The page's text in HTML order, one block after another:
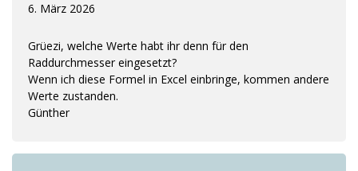
6. März 2026
Grüezi, welche Werte habt ihr denn für den
Raddurchmesser eingesetzt?
Wenn ich diese Formel in Excel einbringe, kommen andere
Werte zustanden.
Günther